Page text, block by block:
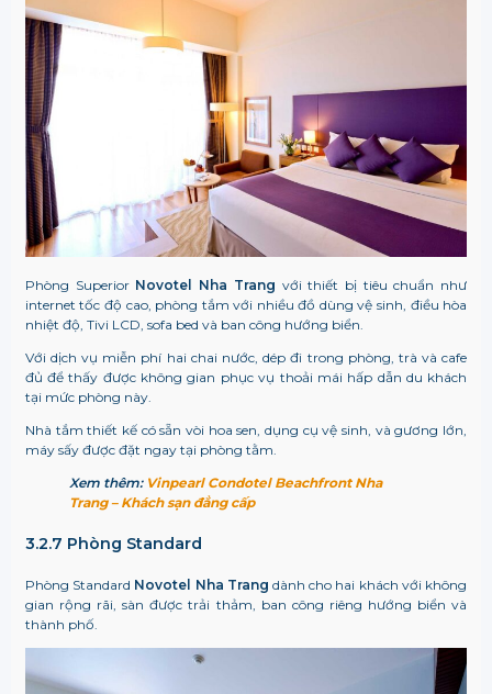
Phòng Superior Novotel Nha Trang với thiết bị tiêu chuẩn như
internet tốc độ cao, phòng tắm với nhiều đồ dùng vệ sinh, điều hòa
nhiệt độ, Tivi LCD, sofa bed và ban công hướng biển.
Với dịch vụ miễn phí hai chai nước, dép đi trong phòng, trà và cafe
đủ để thấy được không gian phục vụ thoải mái hấp dẫn du khách
tại mức phòng này.
Nhà tắm thiết kế có sẵn vòi hoa sen, dụng cụ vệ sinh, và gương lớn,
máy sấy được đặt ngay tại phòng tằm.
Xem thêm: Vinpearl Condotel Beachfront Nha
Trang – Khách sạn đẳng cấp
3.2.7 Phòng Standard
Phòng Standard Novotel Nha Trang dành cho hai khách với không
gian rộng rãi, sàn được trải thảm, ban công riêng hướng biển và
thành phố.